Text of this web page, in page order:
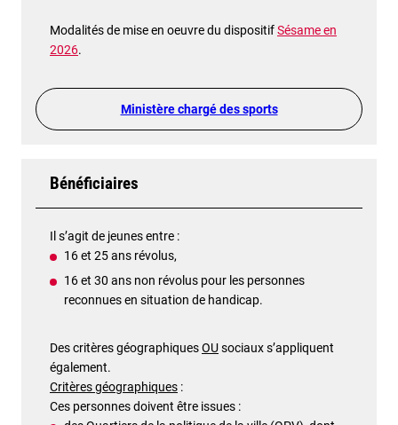
Modalités de mise en oeuvre du dispositifSésame en
2026.
Ministère chargé des sports
Bénéficiaires
Il s’agit de jeunes entre :
16 et 25 ans révolus,
16 et 30 ans non révolus pour les personnes
reconnues en situation de handicap.
Des critères géographiquesOUsociaux s’appliquent
également.
Critères géographiques :
Ces personnes doivent être issues :